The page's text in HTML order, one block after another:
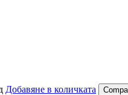
Добавяне в количката